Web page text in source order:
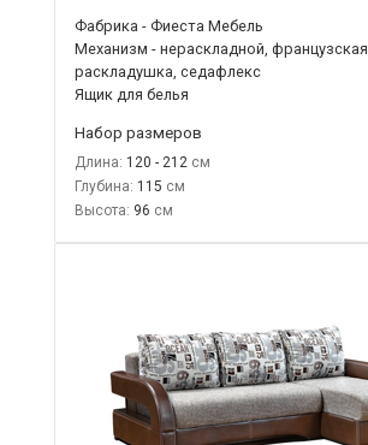
Фабрика - Фиеста Мебель
Механизм - нераскладной, французская
раскладушка, седафлекс
Ящик для белья
Набор размеров
Длина: 120 - 212
Глубина: 115
Высота: 96